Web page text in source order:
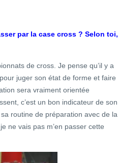
par la case cross ? Selon toi,
de cross. Je pense qu’il y a
juger son état de forme et faire
sera vraiment orientée
c’est un bon indicateur de son
routine de préparation avec de la
ne vais pas m’en passer cette